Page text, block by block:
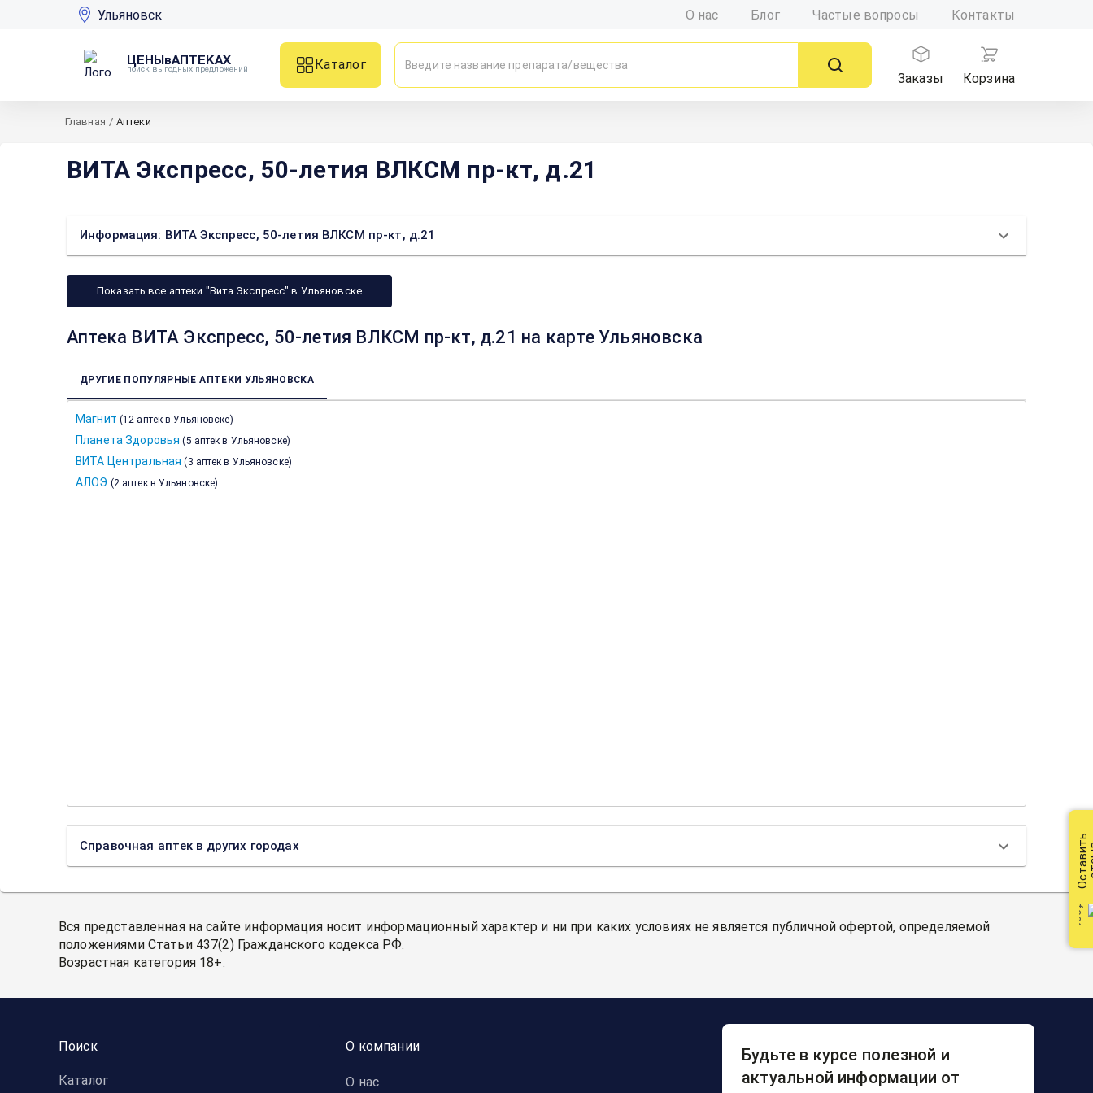
Ульяновск О нас Блог Частые вопросы Контакты
ЦЕНЫвАПТЕКАХ
поиск выгодных предложений
Каталог
Заказы
Корзина
Главная / Аптеки
ВИТА Экспресс, 50-летия ВЛКСМ пр-кт, д.21
Информация: ВИТА Экспресс, 50-летия ВЛКСМ пр-кт, д.21
Показать все аптеки "Вита Экспресс" в Ульяновске
Аптека ВИТА Экспресс, 50-летия ВЛКСМ пр-кт, д.21 на карте Ульяновска
ДРУГИЕ ПОПУЛЯРНЫЕ АПТЕКИ УЛЬЯНОВСКА
Магнит (12 аптек в Ульяновске)
Планета Здоровья (5 аптек в Ульяновске)
ВИТА Центральная ( 3 аптек в Ульяновске)
АЛОЭ (2 аптек в Ульяновске)
Справочная аптек в других городах
Вся представленная на сайте информация носит информационный характер и ни при каких условиях не является публичной офертой, определяемой
положениями Статьи 437(2) Гражданского кодекса РФ.
Возрастная категория 18+.
Поиск
Каталог
О компании
О нас
Будьте в курсе полезной и
актуальной информации от
Оставить